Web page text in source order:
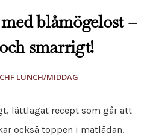
blåmögelost –
smarrigt!
LUNCH/MIDDAG
lättlagat recept som går att
också toppen i matlådan.